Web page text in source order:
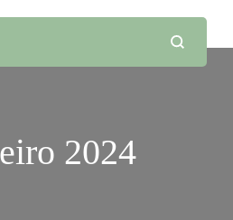
2024